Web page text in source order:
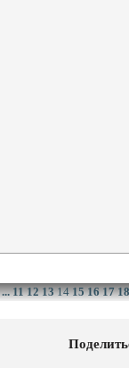
... 11 12 13 14 15 16 17 18